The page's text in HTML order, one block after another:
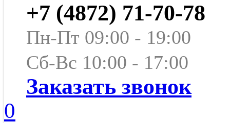
+7 (4872) 71-70-78
Пн-Пт 09:00 - 19:00
Сб-Вс 10:00 - 17:00
Заказать звонок
0